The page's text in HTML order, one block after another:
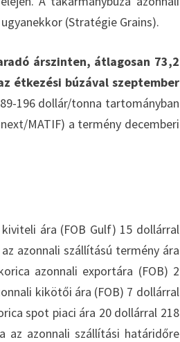
(Stratégie Grains).
árszinten, átlagosan 73,2
étkezési búzával szeptember
196 dollár/tonna tartományban
MATIF) a termény decemberi
ára (FOB Gulf) 15 dollárral
azonnali szállítású termény ára
azonnali exportára (FOB) 2
kikötői ára (FOB) 7 dollárral
spot piaci ára 20 dollárral 218
az azonnali szállítási határidőre